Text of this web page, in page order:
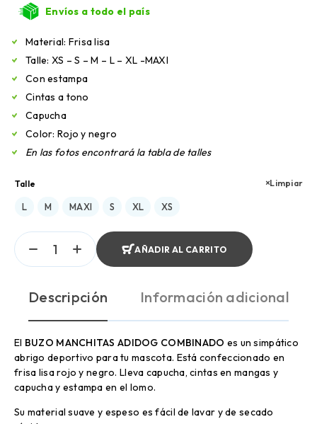
Envíos a todo el país
Material: Frisa lisa
Talle: XS – S – M – L – XL -MAXI
Con estampa
Cintas a tono
Capucha
Color: Rojo y negro
En las fotos encontrará la tabla de talles
Talle
L M MAXI S XL XS
Limpiar
AÑADIR AL CARRITO
Descripción Información adicional
El BUZO MANCHITAS ADIDOG COMBINADO es un simpático
abrigo deportivo para tu mascota. Está confeccionado en
frisa lisa rojo y negro. Lleva capucha, cintas en mangas y
capucha y estampa en el lomo.
Su material suave y espeso es fácil de lavar y de secado